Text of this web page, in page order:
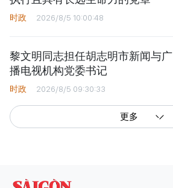
时政 2026/8/5 10:00:48
黎文明同志担任胡志明市新闻与广
播电视机构党委书记
时政 2026/8/5 09:30:33
更多